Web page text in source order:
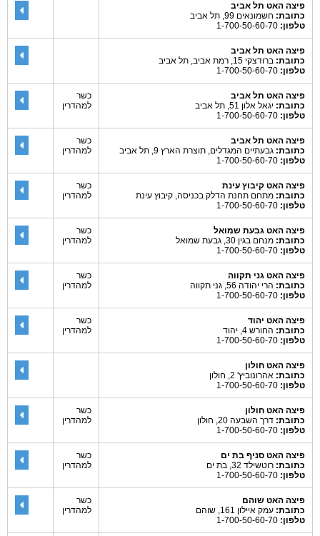
פיצה האט תל אביב
כתובת: חשמונאים 99, תל אביב
טלפון:
פיצה האט תל אביב
כתובת: ברודצקי 15, רמת אביב, תל אביב
טלפון:
פיצה האט תל אביב
כתובת: יגאל אלון 51, תל אביב
טלפון:
כשר
למהדרין
פיצה האט תל אביב
כתובת: גבעתיים המגדלים, תוצרת הארץ 9, תל אביב
טלפון:
כשר
למהדרין
פיצה האט קיבוץ עינת
כתובת: מתחם תחנת הדלק בכניסה, קיבוץ עינת
טלפון:
כשר
למהדרין
פיצה האט גבעת שמואל
כתובת: מנחם בגין 30, גבעת שמואל
טלפון:
כשר
למהדרין
פיצה האט גני תקווה
כתובת: הרי יהודה 56, גני תקווה
טלפון:
כשר
למהדרין
פיצה האט יהוד
כתובת: החורש 4, יהוד
טלפון:
כשר
למהדרין
פיצה האט חולון
כתובת: אהרונוביץ' 2, חולון
טלפון:
פיצה האט חולון
כתובת: דרך השבעה 20, חולון
טלפון:
כשר
למהדרין
פיצה האט סניף בת ים
כתובת: רוטשילד 32, בת ים
טלפון:
כשר
למהדרין
פיצה האט שוהם
כתובת: עמק איילון 161, שוהם
טלפון:
כשר
למהדרין